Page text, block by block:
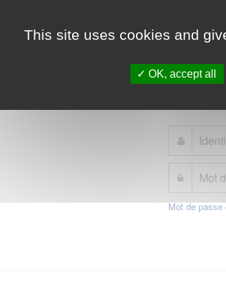
FranceConnect est la solution
Mot de passe
This site uses cookies and
OK, accept all